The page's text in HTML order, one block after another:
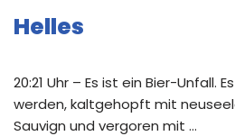
Helles
20:21 Uhr – Es ist ein Bier-Unfall.
werden, kaltgehopft mit
Sauvign und vergoren mit …